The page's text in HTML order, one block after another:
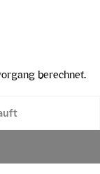
berechnet.
verringern
Extra Brut